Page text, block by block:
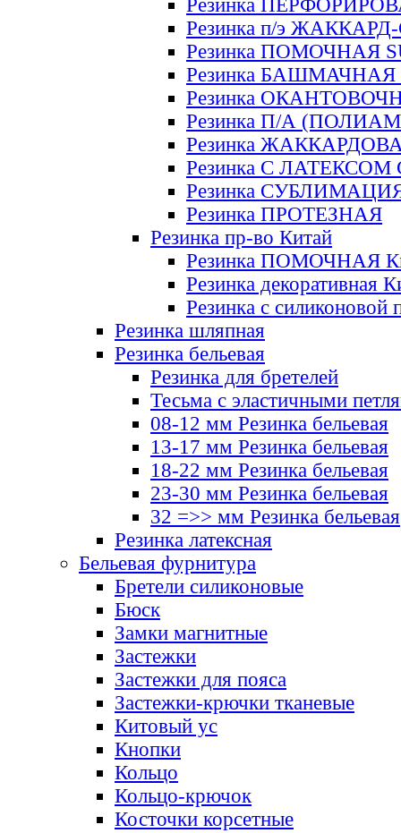
Резинка
Резинка п/э
Резинка ПОМОЧНАЯ
Резинка БАШМАЧНАЯ
Резинка
Резинка П/А
Резинка
Резинка С ЛАТЕКСОМ
Резинка
Резинка ПРОТЕЗНАЯ
Резинка пр-во Китай
Резинка ПОМОЧНАЯ
Резинка декоративная
Резинка с силиконовой
Резинка шляпная
Резинка бельевая
Резинка для бретелей
Тесьма с эластичными
08-12 мм Резинка бельевая
13-17 мм Резинка бельевая
18-22 мм Резинка бельевая
23-30 мм Резинка бельевая
32 =>> мм Резинка бельевая
Резинка латексная
Бельевая фурнитура
Бретели силиконовые
Бюск
Замки магнитные
Застежки
Застежки для пояса
Застежки-крючки тканевые
Китовый ус
Кнопки
Кольцо
Кольцо-крючок
Косточки корсетные